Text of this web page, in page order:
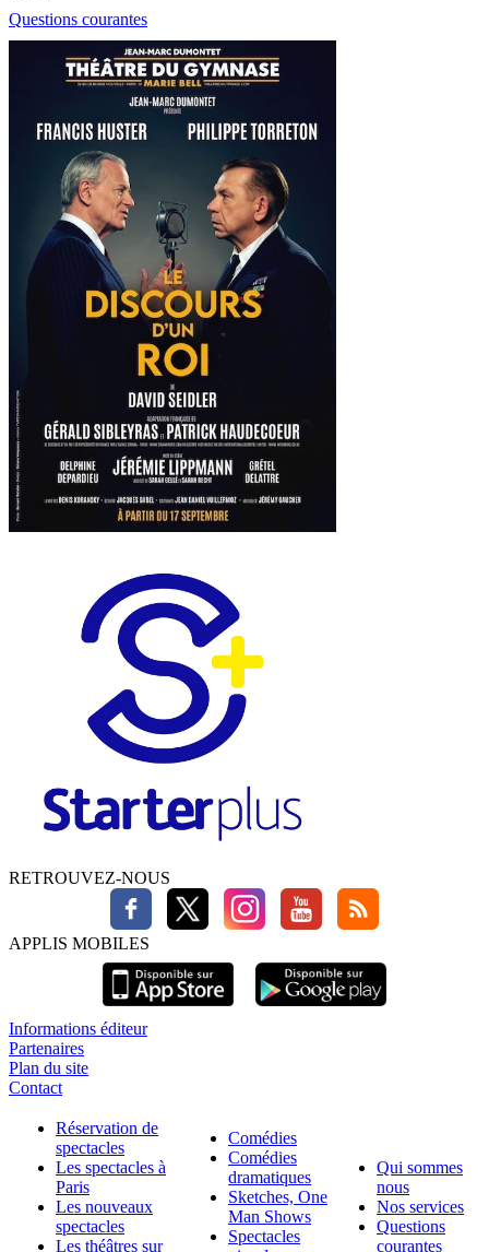
Questions courantes
RETROUVEZ-NOUS
APPLIS MOBILES
Informations éditeur
Partenaires
Plan du site
Contact
Réservation de
spectacles
Les spectacles à
Paris
Les nouveaux
spectacles
Les théâtres sur
Comédies
Comédies
dramatiques
Sketches, One
Man Shows
Spectacles
Qui sommes
nous
Nos services
Questions
courantes